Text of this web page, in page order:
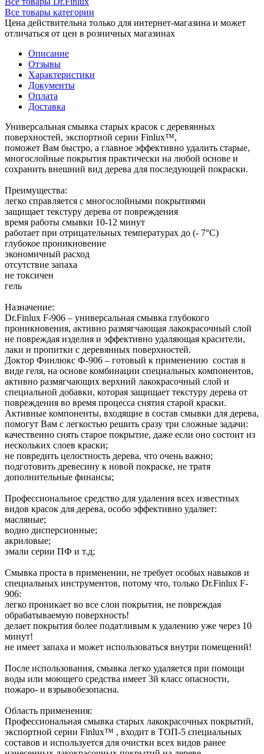
Все товары категории
Цена действительна только для интернет-магазина и может
отличаться от цен в розничных магазинах
Описание
Отзывы
Характеристики
Документы
Оплата
Доставка
Универсальная смывка старых красок с деревянных
поверхностей, экспортной серии Finlux™,
поможет Вам быстро, а главное эффективно удалить старые,
многослойные покрытия практически на любой основе и
сохранить внешний вид дерева для последующей покраски.
Преимущества:
легко справляется с многослойными покрытиями
защищает текстуру дерева от повреждения
время работы смывки 10-12 минут
работает при отрицательных температурах до (- 7°С)
глубокое проникновение
экономичный расход
отсутствие запаха
не токсичен
гель
Назначение:
Dr.Finlux F-906 – универсальная смывка глубокого
проникновения, активно размягчающая лакокрасочный слой
не повреждая изделия и эффективно удаляющая красители,
лаки и пропитки с деревянных поверхностей.
Доктор Финлюкс Ф-906 – готовый к применению состав в
виде геля, на основе комбинации специальных компонентов,
активно размягчающих верхний лакокрасочный слой и
специальной добавки, которая защищает текстуру дерева от
повреждения во время процесса снятия старой краски.
Активные компоненты, входящие в состав смывки для дерева,
помогут Вам с легкостью решить сразу три сложные задачи:
качественно снять старое покрытие, даже если оно состоит из
нескольких слоев краски;
не повредить целостность дерева, что очень важно;
подготовить древесину к новой покраске, не тратя
дополнительные финансы;
Профессиональное средство для удаления всех известных
видов красок для дерева, особо эффективно удаляет:
масляные;
водно дисперсионные;
акриловые;
эмали серии ПФ и т.д;
Смывка проста в применении, не требует особых навыков и
специальных инструментов, потому что, только Dr.Finlux F-
906:
легко проникает во все слои покрытия, не повреждая
обрабатываемую поверхность!
делает покрытия более податливым к удалению уже через 10
минут!
не имеет запаха и может использоваться внутри помещений!
После использования, смывка легко удаляется при помощи
воды или моющего средства имеет 3й класс опасности,
пожаро- и взрывобезопасна.
Область применения:
Профессиональная смывка старых лакокрасочных покрытий,
экспортной серии Finlux™ , входит в ТОП-5 специальных
составов и используется для очистки всех видов ранее